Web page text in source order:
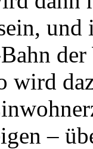
wird
–